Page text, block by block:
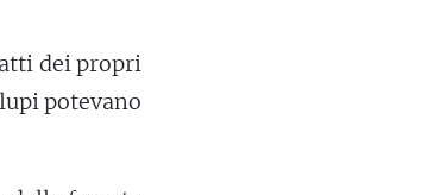
dei propri
potevano